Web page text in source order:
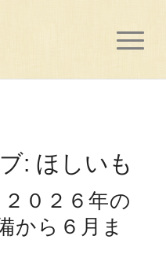
: ほしいも
０２６年の
から６月ま